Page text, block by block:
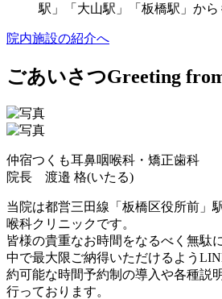
駅」「大山駅」「板橋駅」から
院内施設の紹介へ
ごあいさつGreeting
仲宿つくも耳鼻咽喉科・矯正歯科
院長 渡邉 格(いたる)
当院は都営三田線「板橋区役所前」
喉科クリニックです。
皆様の貴重なお時間をなるべく無駄
中で最大限ご納得いただけるよう
約可能な時間予約制の導入や各種説
行っております。